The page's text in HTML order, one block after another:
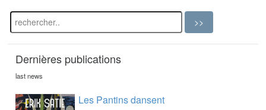
Dernières publications
last news
Les Pantins dansent